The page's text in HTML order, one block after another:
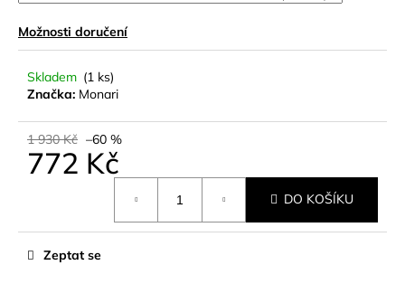
Možnosti doručení
Skladem (1 ks)
Značka: Monari
1 930 Kč –60 %
772 Kč
DO KOŠÍKU
Zeptat se
D
p
r
u
e
m
e